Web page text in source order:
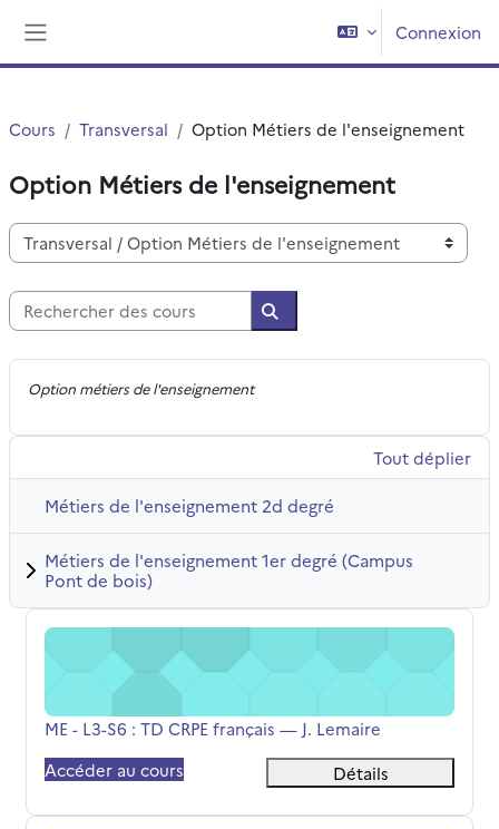
Connexion
Cours Transversal Option Métiers de l'enseignement
Option Métiers de l'enseignement
Catégories de cours
Rechercher des cours
Rechercher des cours
Option métiers de l'enseignement
Tout déplier
Métiers de l'enseignement 2d degré
Métiers de l'enseignement 1er degré (Campus
Pont de bois)
ME - L3-S6 : TD CRPE français — J. Lemaire
Nom du cours
ME - L3-S6 : TD CRPE français — J. Lemaire
Accéder au cours
Détails